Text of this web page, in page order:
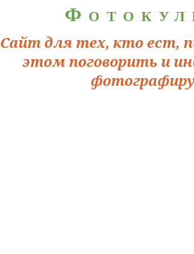
Сайт для тех, кто ест,
этом поговорить и